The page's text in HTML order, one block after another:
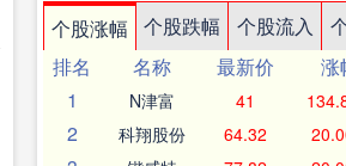
个股涨幅 个股跌幅 个股流入
排名
名称 最新价 涨
1
N津富 41
2 科翔股份 64.32